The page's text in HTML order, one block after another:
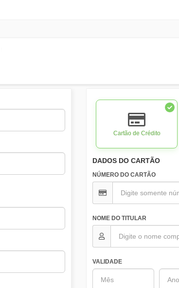
Cartão de Crédito
DADOS DO CARTÃO
NÚMERO DO CARTÃO
NOME DO TITULAR
VALIDADE